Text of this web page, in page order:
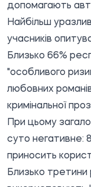
допомагають
Найбільш
учасників
Близько 66%
"особливого
любовних
кримінальної
При цьому
суто негативне:
приносить
Близько третини